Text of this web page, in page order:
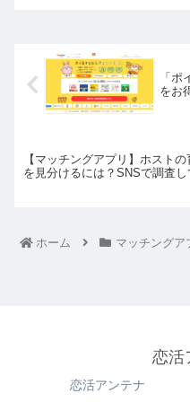
「
をお
【マッチングアプリ】ホスト
を見分けるには？SNSで調査し
ホーム マッチングア
恋活
恋活アンテナ